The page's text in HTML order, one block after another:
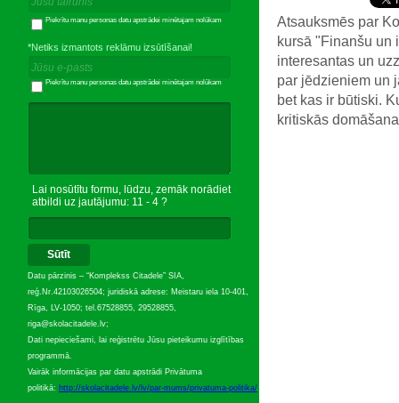
Piekrītu manu personas datu apstrādei minētajam nolūkam
*Netiks izmantots reklāmu izsūtīšanai!
Piekrītu manu personas datu apstrādei minētajam nolūkam
Lai nosūtītu formu, lūdzu, zemāk norādiet
atbildi uz jautājumu: 11 - 4 ?
Sūtīt
Datu pārzinis – “Komplekss Citadele” SIA,
reģ.Nr.42103026504; juridiskā adrese: Meistaru iela 10-401,
Rīga, LV-1050; tel.67528855, 29528855,
riga@skolacitadele.lv;
Dati nepieciešami, lai reģistrētu Jūsu pieteikumu izglītības
programmā.
Vairāk informācijas par datu apstrādi Privātuma
politikā: http://skolacitadele.lv/lv/par-mums/privatuma-politika/
Atsauksmēs par
kursā "Finanšu un
interesantas un
par jēdzieniem un
bet kas ir būtiski.
kritiskās